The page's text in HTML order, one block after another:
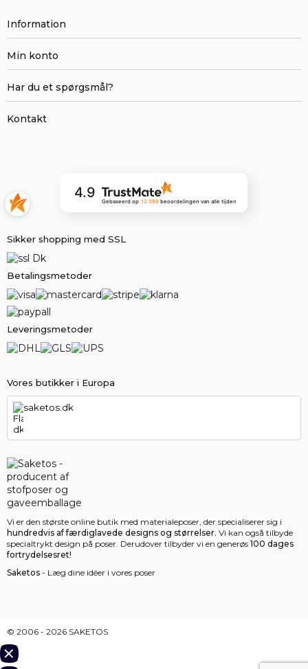
Vi er den største online butik med materialeposer, der specialiserer sig i
hundredvis af færdiglavede designs og størrelser. Vi kan også tilbyde
specialtrykt design på poser. Derudover tilbyder vi en generøs 100 dages
fortrydelsesret!
Saketos - Læg dine idéer i vores poser
Vores butikker i Europa
saketos.dk
Information
Min konto
Har du et spørgsmål?
Kontakt
4.9
Gebaseerd op 12 399 beoordelingenvan alle tijden
Sikker shopping med SSL
Betalingsmetoder
Leveringsmetoder
© 2006 - 2026 SAKETOS